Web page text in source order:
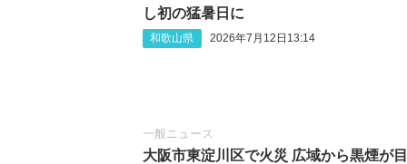
し初の猛暑日に
和歌山県 2026年7月12日13:14
一般ニュース
大阪市東淀川区で火災 広域から黒煙が